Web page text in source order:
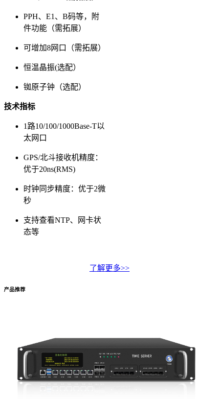
PPH、E1、B码等，附
件功能（需拓展）
可增加8网口（需拓展）
恒温晶振(选配）
铷原子钟（选配）
技术指标
1路10/100/1000Base-T以
太网口
GPS/北斗接收机精度：
优于20ns(RMS)
时钟同步精度：优于2微
秒
支持查看NTP、网卡状
态等
了解更多>>
产品推荐